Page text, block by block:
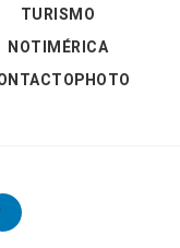
TURISMO
NOTIMÉRICA